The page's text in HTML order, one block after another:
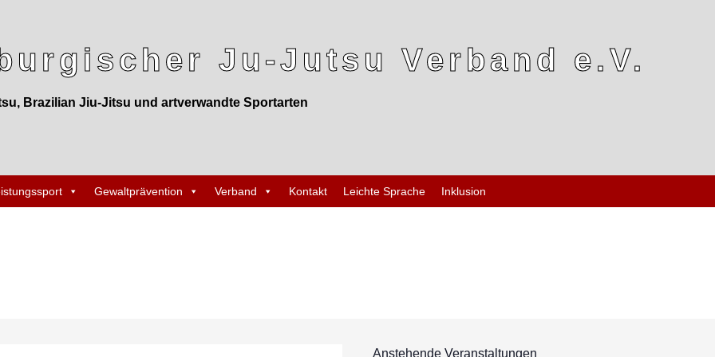
Ju-Jutsu Verband e.V.
Brazilian Jiu-Jitsu und artverwandte Sportarten
Gewaltprävention Verband Kontakt Leichte Sprache Inklusion
Anstehende Veranstaltungen